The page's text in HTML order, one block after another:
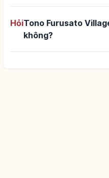
HỏiTono Furusato
không?